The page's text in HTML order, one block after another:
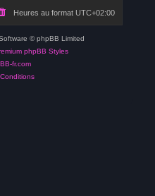
Heures au format UTC+02:00
© phpBB Limited
phpBB Styles
fr.com
Conditions